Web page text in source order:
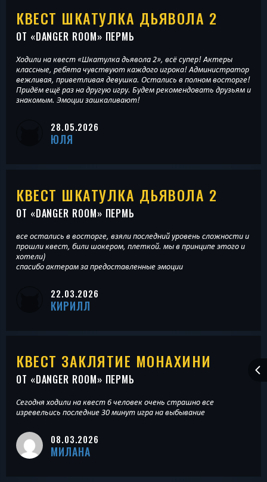
КВЕСТ ШКАТУЛКА ДЬЯВОЛА 2
ОТ «DANGER ROOM» ПЕРМЬ
Ходили на квест «Шкатулка дьявола 2», всё супер! Актеры
классные, ребята чувствуют каждого игрока! Администратор
вежливая, приветливая девушка. Остались в полном восторге!
Придём ещё раз на другую игру. Будем рекомендовать друзьям и
знакомым. Эмоции зашкаливают!
28.05.2026
ЮЛЯ
КВЕСТ ШКАТУЛКА ДЬЯВОЛА 2
ОТ «DANGER ROOM» ПЕРМЬ
все остались в восторге, взяли последний уровень сложности и
прошли квест, били шокером, плеткой. мы в принципе этого и
хотели)
спасибо актерам за предоставленные эмоции
22.03.2026
КИРИЛЛ
КВЕСТ ЗАКЛЯТИЕ МОНАХИНИ
ОТ «DANGER ROOM» ПЕРМЬ
Сегодня ходили на квест 6 человек очень страшно все
изревельись последние 30 минут игра на выбывание
08.03.2026
МИЛАНА